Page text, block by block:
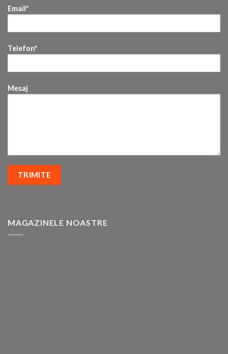
Email*
Telefon*
Mesaj
MAGAZINELE NOASTRE